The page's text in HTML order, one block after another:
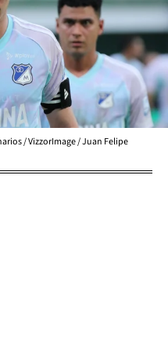
/ VizzorImage / Juan Felipe